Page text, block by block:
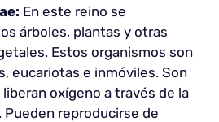
En este reino se
árboles, plantas y otras
Estos organismos son
eucariotas e inmóviles. Son
oxígeno a través de la
reproducirse de